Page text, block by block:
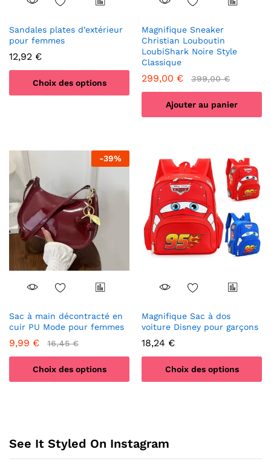
Sandales plates d’extérieur
pour femmes
12,92 €
Choix des options
variations.
Les
options
peuvent
être
choisies
sur
page
produit
Magnifique Sneaker
Christian Louboutin
LoubiShark Noire Style
Classique
299,00 € 399,00€
Ajouter au panier
-39%
Sac à main décontracté en
cuir PU Mode pour femmes
9,99 € 16,45€
Choix des options
variations.
Magnifique Sac à dos
voiture Disney pour garçons
18,24 €
Choix des options
variations.
See It Styled On Instagram